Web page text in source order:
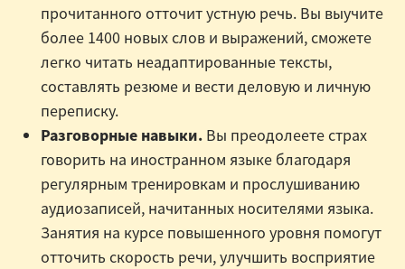
прочитанного отточит устную речь. Вы выучите
более 1400 новых слов и выражений, сможете
легко читать неадаптированные тексты,
составлять резюме и вести деловую и личную
переписку.
Разговорные навыки. Вы преодолеете страх
говорить на иностранном языке благодаря
регулярным тренировкам и прослушиванию
аудиозаписей, начитанных носителями языка.
Занятия на курсе повышенного уровня помогут
отточить скорость речи, улучшить восприятие